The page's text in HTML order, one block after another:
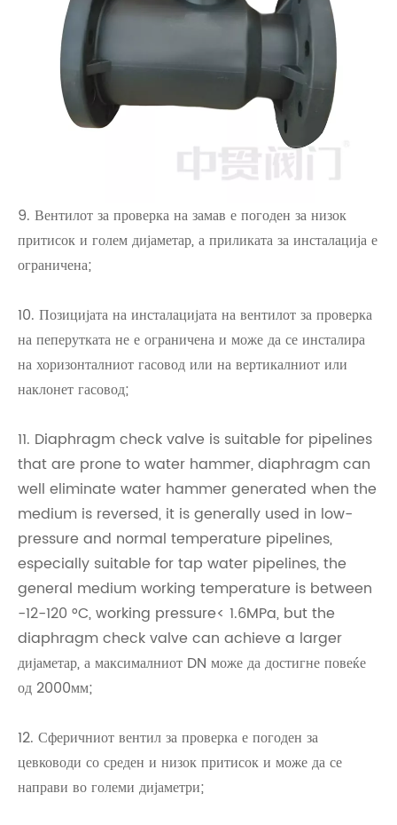
9. Вентилот за проверка на замав е погоден за низок
притисок и голем дијаметар, а приликата за инсталација е
ограничена;
10. Позицијата на инсталацијата на вентилот за проверка
на пеперутката не е ограничена и може да се инсталира
на хоризонталниот гасовод или на вертикалниот или
наклонет гасовод;
11. Diaphragm check valve is suitable for pipelines
that are prone to water hammer, diaphragm can
well eliminate water hammer generated when the
medium is reversed, it is generally used in low-
pressure and normal temperature pipelines,
especially suitable for tap water pipelines, the
general medium working temperature is between
-12-120 °C, working pressure< 1.6MPa, but the
diaphragm check valve can achieve a larger
дијаметар, а максималниот DN може да достигне повеќе
од 2000мм;
12. Сферичниот вентил за проверка е погоден за
цевководи со среден и низок притисок и може да се
направи во големи дијаметри;